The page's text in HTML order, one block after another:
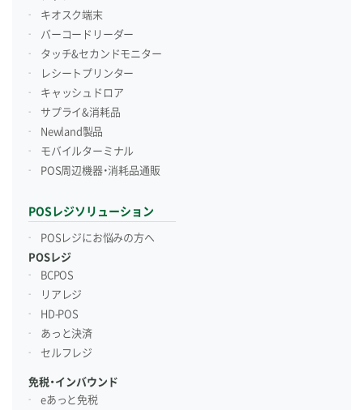
キオスク端末
バーコードリーダー
タッチ&セカンドモニター
レシートプリンター
キャッシュドロア
サプライ&消耗品
Newland製品
モバイルターミナル
POS周辺機器・消耗品通販
POSレジソリューション
POSレジにお悩みの方へ
POSレジ
BCPOS
リアレジ
HD-POS
あっと決済
セルフレジ
免税・インバウンド
eあっと免税